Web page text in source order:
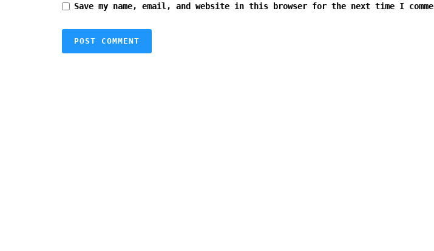
Save my name, email, and website in this browser for the next time I